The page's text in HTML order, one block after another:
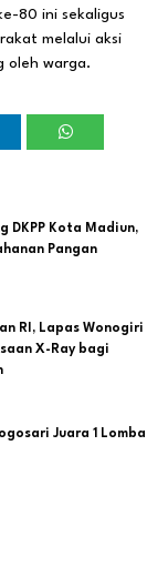
80 ini sekaligus
melalui aksi
oleh warga.
DKPP Kota Madiun,
Pangan
RI, Lapas Wonogiri
X-Ray bagi
Juara 1 Lomba